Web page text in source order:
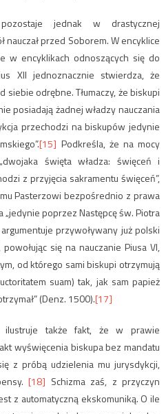
jednak w drastycznej
nauczał przed Soborem. W encyklice
w encyklikach odnoszących się do
XII jednoznacznie stwierdza, że
siebie odrębne. Tłumaczy, że biskupi
posiadają żadnej władzy nauczania
przechodzi na biskupów jedynie
[15] Podkreśla, że na mocy
święta władza: święceń i
z przyjęcia sakramentu święceń”,
Pasterzowi bezpośrednio z prawa
„jedynie poprzez Następcę św. Piotra
przywoływany już polski
się na nauczanie Piusa VI,
od którego sami biskupi otrzymują
suam) tak, jak sam papież
(Denz. 1500).[17]
ilustruje także fakt, że w prawie
wyświęcenia biskupa bez mandatu
z próbą udzielenia mu jurysdykcji,
[18] Schizma zaś, z przyczyn
z automatyczną ekskomuniką. O ile